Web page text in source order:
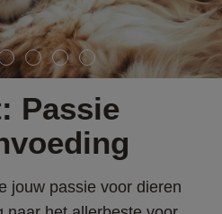
Passie
jouw passie voor dieren